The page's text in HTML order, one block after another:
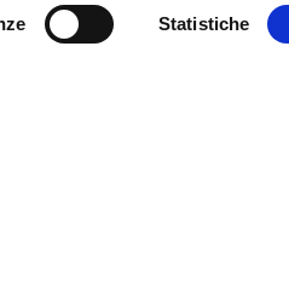
Statistiche